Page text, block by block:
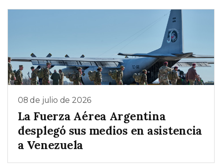
08 de julio de 2026
La Fuerza Aérea Argentina
desplegó sus medios en asistencia
a Venezuela